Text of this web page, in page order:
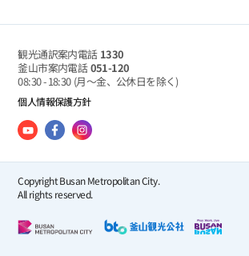
観光通訳案内電話 1330
釜山市案内電話051-120
08:30 - 18:30 (月～金、公休日を除く)
個人情報保護方針
Copyright Busan Metropolitan City.
All rights reserved.